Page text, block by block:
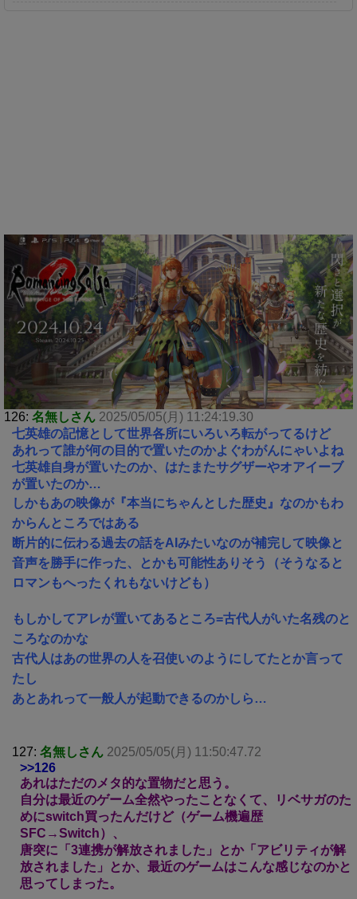
126: 名無しさん 2025/05/05(月) 11:24:19.30
七英雄の記憶として世界各所にいろいろ転がってるけど
あれって誰が何の目的で置いたのかよぐわがんにゃいよね
七英雄自身が置いたのか、はたまたサグザーやオアイーブ
が置いたのか…
しかもあの映像が『本当にちゃんとした歴史』なのかもわ
からんところではある
断片的に伝わる過去の話をAIみたいなのが補完して映像と
音声を勝手に作った、とかも可能性ありそう（そうなると
ロマンもへったくれもないけども）
もしかしてアレが置いてあるところ=古代人がいた名残のと
ころなのかな
古代人はあの世界の人を召使いのようにしてたとか言って
たし
あとあれって一般人が起動できるのかしら…
127: 名無しさん 2025/05/05(月) 11:50:47.72
>>126
あれはただのメタ的な置物だと思う。
自分は最近のゲーム全然やったことなくて、リベサガのた
めにswitch買ったんだけど（ゲーム機遍歴
SFC→Switch）、
唐突に「3連携が解放されました」とか「アビリティが解
放されました」とか、最近のゲームはこんな感じなのかと
思ってしまった。